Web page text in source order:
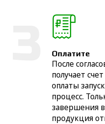
Оплатите
После
получает
оплаты
процесс.
завершения
продукция